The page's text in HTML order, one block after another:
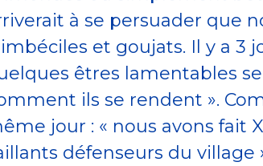
à se persuader que
et goujats. Il y a
êtres lamentables
ils se rendent ».
jour : « nous avons fait
défenseurs du village